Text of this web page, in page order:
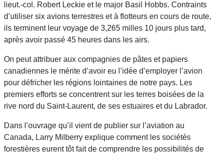
lieut.-col. Robert Leckie et le major Basil Hobbs. Contraints
d’utiliser six avions terrestres et à flotteurs en cours de route,
ils terminent leur voyage de 3,265 milles 10 jours plus tard,
après avoir passé 45 heures dans les airs.
On peut attribuer aux compagnies de pâtes et papiers
canadiennes le mérite d’avoir eu l’idée d’employer l’avion
pour défricher les régions lointaines de notre pays. Les
premiers efforts se concentrent sur les terres boisées de la
rive nord du Saint-Laurent, de ses estuaires et du Labrador.
Dans l’ouvrage qu’il vient de publier sur l’aviation au
Canada, Larry Milberry explique comment les sociétés
forestières eurent tôt fait de comprendre les possibilités de